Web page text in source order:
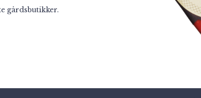
gårdsbutikker.